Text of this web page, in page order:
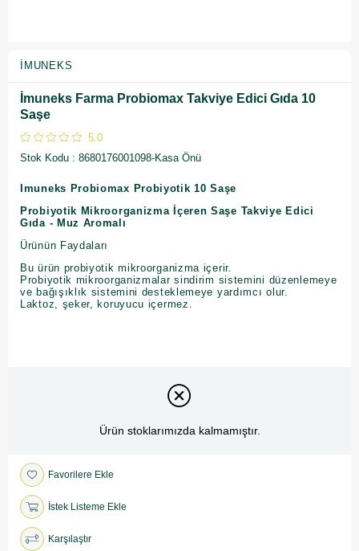
İMUNEKS
İmuneks Farma Probiomax Takviye Edici Gıda 10
Saşe
5.0
Stok Kodu
8680176001098-Kasa Önü
Imuneks Probiomax Probiyotik 10 Saşe
Probiyotik Mikroorganizma İçeren Saşe Takviye Edici
Gıda - Muz Aromalı
Ürünün Faydaları
Bu ürün probiyotik mikroorganizma içerir.
Probiyotik mikroorganizmalar sindirim sistemini düzenlemeye
ve bağışıklık sistemini desteklemeye yardımcı olur.
Laktoz, şeker, koruyucu içermez.
Ürün stoklarımızda kalmamıştır.
Favorilere Ekle
İstek Listeme Ekle
Karşılaştır